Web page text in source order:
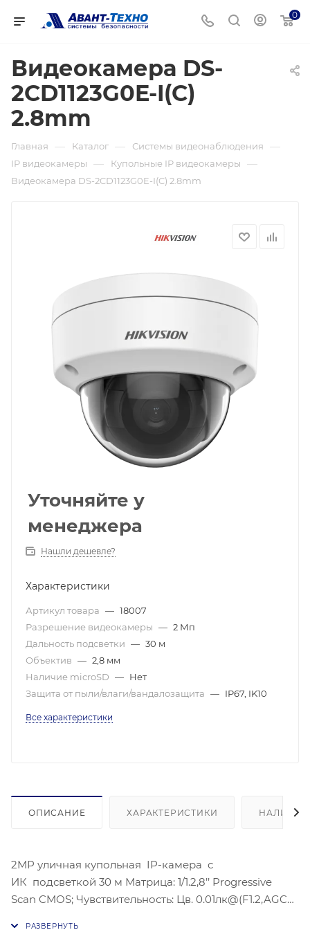
0
Видеокамера DS-
2CD1123G0E-I(C)
2.8mm
Главная — Каталог — Системы видеонаблюдения —
IP видеокамеры — Купольные IP видеокамеры —
Видеокамера DS-2CD1123G0E-I(C) 2.8mm
Уточняйте у
менеджера
Нашли дешевле?
Характеристики
Артикул товара — 18007
Разрешение видеокамеры — 2 Мп
Дальность подсветки — 30 м
Объектив — 2,8 мм
Наличие microSD — Нет
Защита от пыли/влаги/вандалозащита — IP67, IK10
Все характеристики
ОПИСАНИЕ ХАРАКТЕРИСТИКИ НАЛИЧИЕ
2MP уличная купольная IP-камера с
ИК подсветкой 30 м Матрица: 1/1.2,8’’ Progressive
Scan CMOS; Чувствительность: Цв. 0.01лк@(F1.2,AGC